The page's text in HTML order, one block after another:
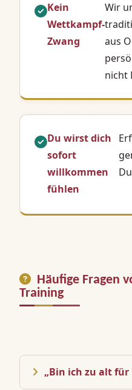
Kein
Wettkampf-
Zwang
Wir
aus
nicht
Du wirst dich
sofort
willkommen
fühlen
Häufige Fragen
Training
„Bin ich zu alt für